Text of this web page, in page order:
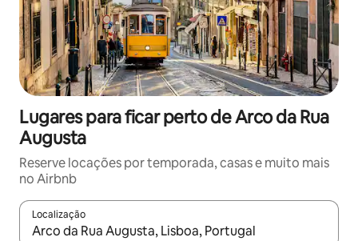
Lugares para ficar perto de Arco da Rua
Augusta
Reserve locações por temporada, casas e muito mais
no Airbnb
Localização
Quando os resultados estiverem disponíveis, explore-os